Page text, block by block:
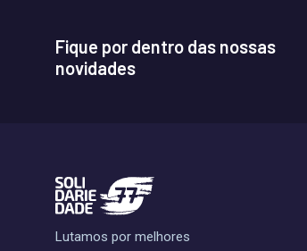
Fique por dentro das nossas
novidades
Lutamos por melhores